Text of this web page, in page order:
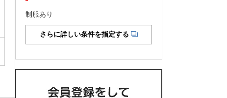
制服あり
さらに詳しい条件を指定する